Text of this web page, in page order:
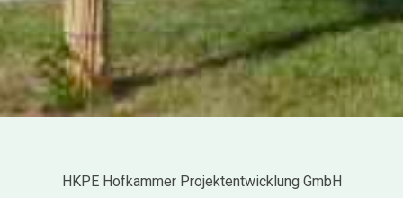
HKPE Hofkammer Projektentwicklung GmbH